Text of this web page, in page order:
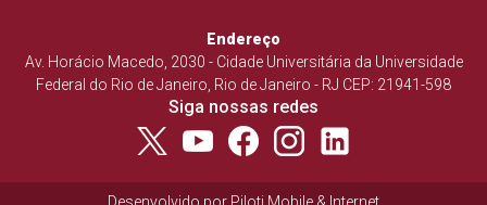
Endereço
Av. Horácio Macedo, 2030 - Cidade Universitária da Universidade
Federal do Rio de Janeiro, Rio de Janeiro - RJ CEP: 21941-598
Siga nossas redes